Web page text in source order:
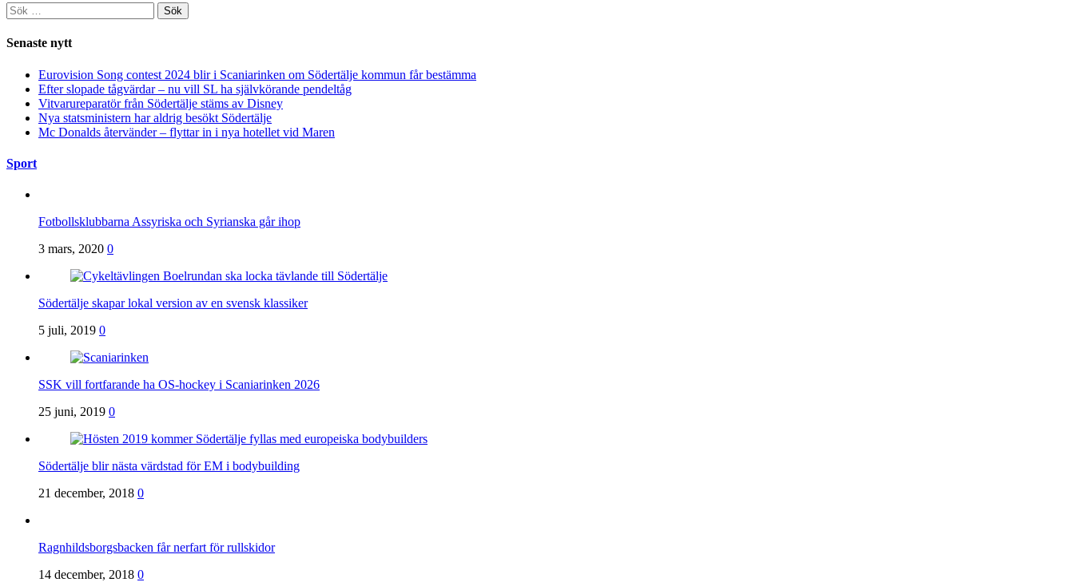
Sök
efter:
Senaste nytt
Eurovision Song contest 2024 blir i Scaniarinken om Södertälje kommun får bestämma
Efter slopade tågvärdar – nu vill SL ha självkörande pendeltåg
Vitvarureparatör från Södertälje stäms av Disney
Nya statsministern har aldrig besökt Södertälje
Mc Donalds återvänder – flyttar in i nya hotellet vid Maren
Sport
Fotbollsklubbarna Assyriska och Syrianska går ihop
3 mars, 2020 0
Södertälje skapar lokal version av en svensk klassiker
5 juli, 2019 0
SSK vill fortfarande ha OS-hockey i Scaniarinken 2026
25 juni, 2019 0
Södertälje blir nästa värdstad för EM i bodybuilding
21 december, 2018 0
Ragnhildsborgsbacken får nerfart för rullskidor
14 december, 2018 0